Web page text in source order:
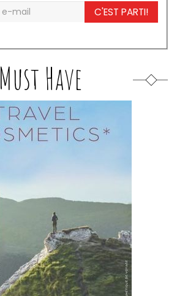
C'EST PARTI!
Must Have